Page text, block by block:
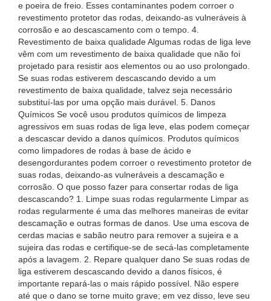
e poeira de freio. Esses contaminantes podem corroer o
revestimento protetor das rodas, deixando-as vulneráveis ​​à
corrosão e ao descascamento com o tempo. 4.
Revestimento de baixa qualidade Algumas rodas de liga leve
vêm com um revestimento de baixa qualidade que não foi
projetado para resistir aos elementos ou ao uso prolongado.
Se suas rodas estiverem descascando devido a um
revestimento de baixa qualidade, talvez seja necessário
substituí-las por uma opção mais durável. 5. Danos
Químicos Se você usou produtos químicos de limpeza
agressivos em suas rodas de liga leve, elas podem começar
a descascar devido a danos químicos. Produtos químicos
como limpadores de rodas à base de ácido e
desengordurantes podem corroer o revestimento protetor de
suas rodas, deixando-as vulneráveis ​​a descamação e
corrosão. O que posso fazer para consertar rodas de liga
descascando? 1. Limpe suas rodas regularmente Limpar as
rodas regularmente é uma das melhores maneiras de evitar
descamação e outras formas de danos. Use uma escova de
cerdas macias e sabão neutro para remover a sujeira e a
sujeira das rodas e certifique-se de secá-las completamente
após a lavagem. 2. Repare qualquer dano Se suas rodas de
liga estiverem descascando devido a danos físicos, é
importante repará-las o mais rápido possível. Não espere
até que o dano se torne muito grave; em vez disso, leve seu